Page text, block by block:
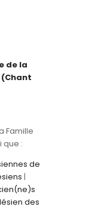
de la
Famille
que :
de
|
des